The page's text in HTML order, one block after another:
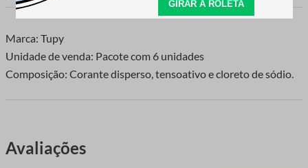
Marca: Tupy
Unidade de venda: Pacote com 6 unidades
Composição: Corante disperso, tensoativo e cloreto de sódio.
Avaliações